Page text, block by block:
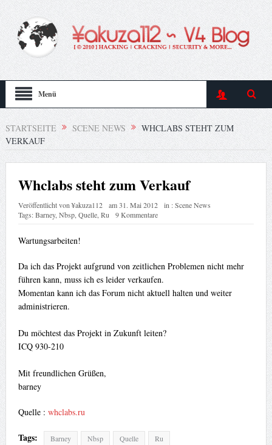
Menü
STARTSEITE SCENE NEWS
WHCLABS STEHT ZUM
VERKAUF
Whclabs steht zum Verkauf
Veröffentlicht von¥akuza112 am31. Mai 2012 in :Scene News
Tags:Barney, Nbsp, Quelle, Ru 9 Kommentare
Wartungsarbeiten!
Da ich das Projekt aufgrund von zeitlichen Problemen nicht mehr
führen kann, muss ich es leider verkaufen.
Momentan kann ich das Forum nicht aktuell halten und weiter
administrieren.
Du möchtest das Projekt in Zukunft leiten?
ICQ 930-210
Mit freundlichen Grüßen,
barney
Quelle : whclabs.ru
Tags: Barney Nbsp Quelle Ru